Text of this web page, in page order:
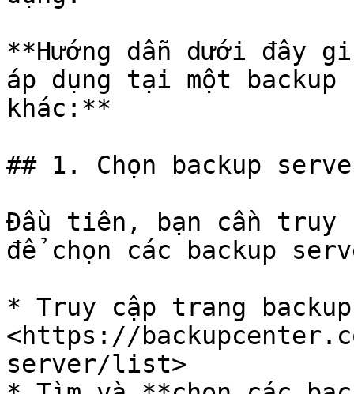
**Hướng dẫn dưới đây
áp dụng tại một
khác:**
## 1. Chọn backup
Đầu tiên, bạn cần truy
để chọn các backup
* Truy cập trang
<https://
server/list>